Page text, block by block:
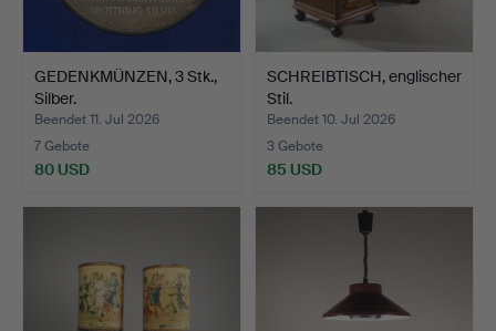
GEDENKMÜNZEN, 3 Stk.,
Silber.
Beendet 11. Jul 2026
7 Gebote
80 USD
SCHREIBTISCH, englischer
Stil.
Beendet 10. Jul 2026
3 Gebote
85 USD